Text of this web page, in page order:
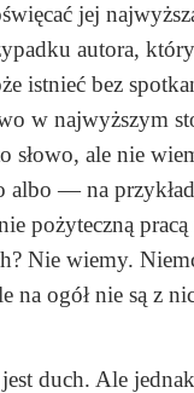
jej
autora, który
istnieć bez
w najwyższym
słowo, ale nie
— na
pożyteczną
Nie wiemy.
na ogół nie są z
duch. Ale